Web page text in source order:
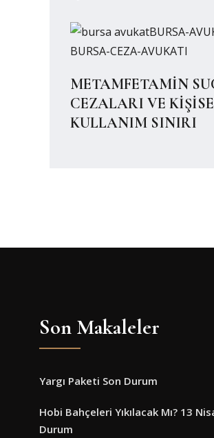
METAMFETAMİN
CEZALARI VE
KULLANIM SINIRI
Son Makaleler
Yargı Paketi Son Durum
Hobi Bahçeleri Yıkılacak Mı? 13
Durum